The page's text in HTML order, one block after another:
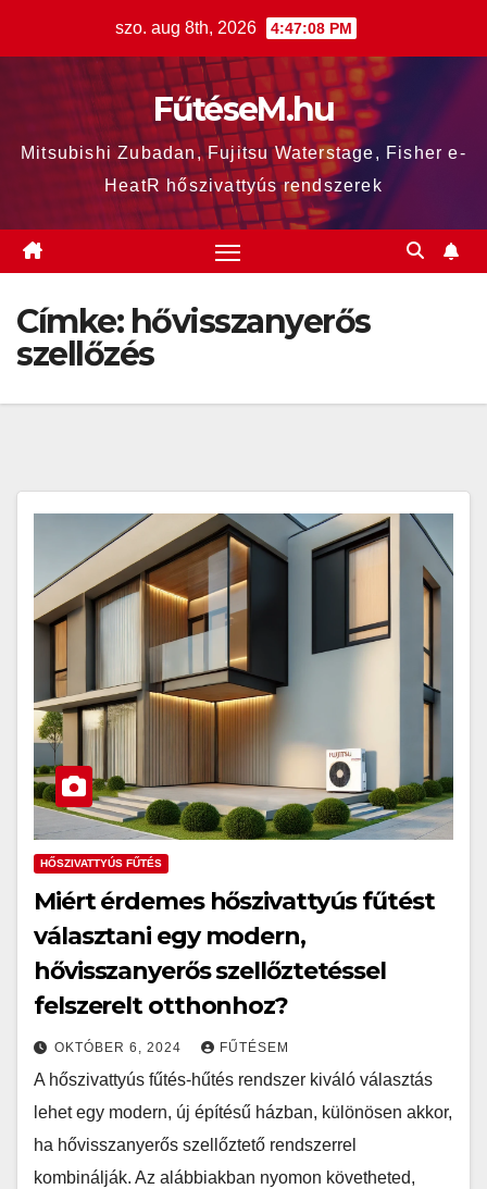
szo. aug 8th, 2026 4:47:09 PM
FűtéseM.hu
Mitsubishi Zubadan, Fujitsu Waterstage, Fisher e-
HeatR hőszivattyús rendszerek
Címke: hővisszanyerős
szellőzés
HŐSZIVATTYÚS FŰTÉS
Miért érdemes hőszivattyús fűtést
választani egy modern,
hővisszanyerős szellőztetéssel
felszerelt otthonhoz?
OKTÓBER 6, 2024 FŰTÉSEM
A hőszivattyús fűtés-hűtés rendszer kiváló választás
lehet egy modern, új építésű házban, különösen akkor,
ha hővisszanyerős szellőztető rendszerrel
kombinálják. Az alábbiakban nyomon követheted,